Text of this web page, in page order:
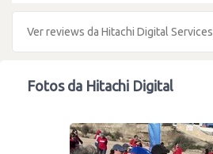
Ver reviews da Hitachi Digital Services
Fotos da Hitachi Digital